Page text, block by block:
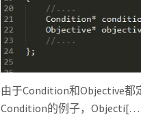
由于Condition和Objective
Condition的例子，